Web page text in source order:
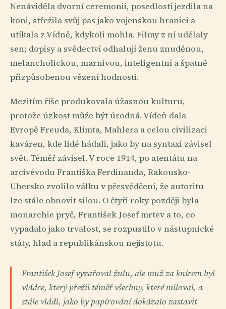
Nenáviděla dvorní ceremonii, posedlostí jezdila na
koni, střežila svůj pas jako vojenskou hranici a
utíkala z Vídně, kdykoli mohla. Filmy z ní udělaly
sen; dopisy a svědectví odhalují ženu znuděnou,
melancholickou, marnivou, inteligentní a špatně
přizpůsobenou vězení hodnosti.
Mezitím říše produkovala úžasnou kulturu,
protože úzkost může být úrodná. Vídeň dala
Evropě Freuda, Klimta, Mahlera a celou civilizaci
kaváren, kde lidé hádali, jako by na syntaxi závisel
svět. Téměř závisel. V roce 1914, po atentátu na
arcivévodu Františka Ferdinanda, Rakousko-
Uhersko zvolilo válku v přesvědčení, že autoritu
lze stále obnovit silou. O čtyři roky později byla
monarchie pryč, František Josef mrtev a to, co
vypadalo jako trvalost, se rozpustilo v nástupnické
státy, hlad a republikánskou nejistotu.
František Josef vyzařoval žulu, ale muž za knírem byl
vládce, který přežil téměř všechny, které miloval, a
stále vládl, jako by papírování dokázalo zastavit